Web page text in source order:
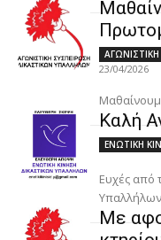
23/04/2026
Καλή
ΕΝΩΤΙΚΗ
Ευχές από
Υπαλλήλων
Με